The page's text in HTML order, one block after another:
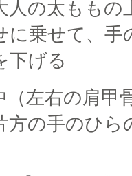
の太ももの
に乗せて、手
下げる
左右の肩甲
方の手のひら